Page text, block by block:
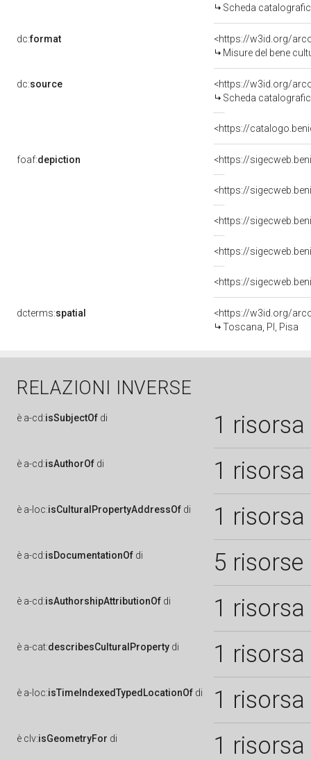
Scheda
dc:format
<https://w3id.org/
Misure del bene
dc:source
<https://w3id.org/
Scheda
<https://
foaf:depiction <https://
<https://
<https://
dcterms:spatial
<https://w3id.org/
Toscana, PI, Pisa
RELAZIONI INVERSE
è a-cd:isSubjectOf di 1 risorsa
è a-cd:isAuthorOf di 1 risorsa
è a-loc:isCulturalPropertyAddressOf di 1 risorsa
è a-cd:isDocumentationOf di 5 risorse
è a-cd:isAuthorshipAttributionOf di 1 risorsa
è a-cat:describesCulturalProperty di 1 risorsa
è a-loc:isTimeIndexedTypedLocationOf di 1 risorsa
è clv:isGeometryFor di 1 risorsa